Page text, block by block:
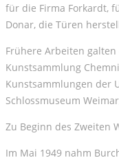
für die Firma Forkardt,
Donar, die Türen
Frühere Arbeiten
Kunstsammlung
Kunstsammlungen der
Schlossmuseum
Zu Beginn des Zweiten
Im Mai 1949 nahm